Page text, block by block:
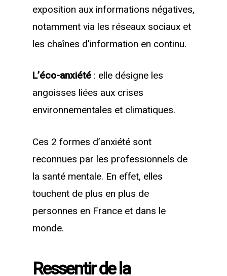
exposition aux informations négatives,
notamment via les réseaux sociaux et
les chaînes d’information en continu.
L’éco-anxiété : elle désigne les
angoisses liées aux crises
environnementales et climatiques.
Ces 2 formes d’anxiété sont
reconnues par les professionnels de
la santé mentale. En effet, elles
touchent de plus en plus de
personnes en France et dans le
monde.
Ressentir de la